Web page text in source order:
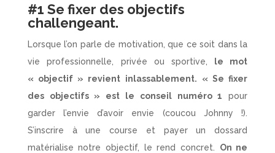
#1 Se fixer des objectifs
challengeant.
Lorsque l’on parle de motivation, que ce soit dans la
vie professionnelle, privée ou sportive,
le mot
« objectif » revient inlassablement.
« Se fixer
des objectifs » est le conseil numéro 1 pour
garder l’envie d’avoir envie (coucou Johnny !).
S’inscrire à une course et payer un dossard
matérialise notre objectif, le rend concret. On ne